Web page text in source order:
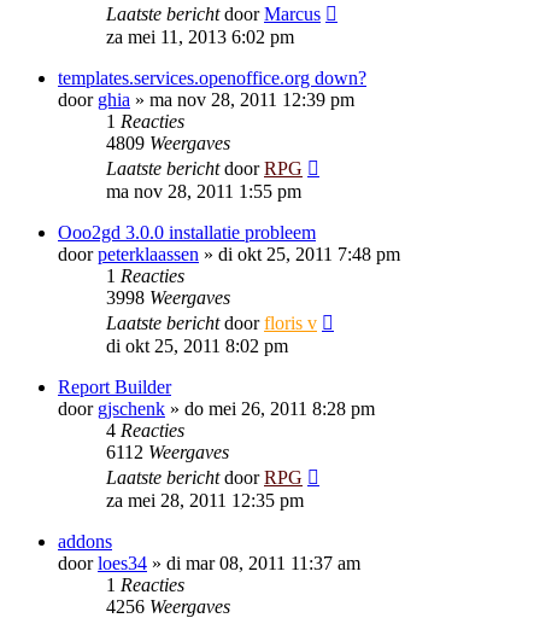
Laatste berichtdoorMarcus
za mei 11, 2013 6:02 pm
templates.services.openoffice.org down?
door ghia » ma nov 28, 2011 12:39 pm
1 Reacties
4809 Weergaves
Laatste berichtdoorRPG
ma nov 28, 2011 1:55 pm
Ooo2gd 3.0.0 installatie probleem
doorpeterklaassen » di okt 25, 2011 7:48 pm
1 Reacties
3998 Weergaves
Laatste berichtdoorfloris v
di okt 25, 2011 8:02 pm
Report Builder
door gjschenk » do mei 26, 2011 8:28 pm
4 Reacties
6112 Weergaves
Laatste berichtdoorRPG
za mei 28, 2011 12:35 pm
addons
doorloes34 » di mar 08, 2011 11:37 am
1 Reacties
4256 Weergaves